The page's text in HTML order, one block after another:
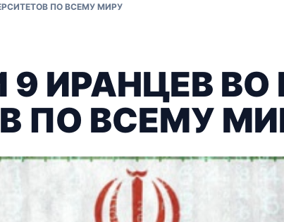
ПО ВСЕМУ МИРУ
ИРАНЦЕВ ВО
ПО ВСЕМУ